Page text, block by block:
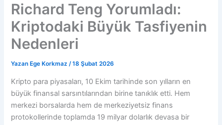
Richard Teng Yorumladı:
Kriptodaki Büyük Tasfiyenin
Nedenleri
Yazan Ege Korkmaz/18 Şubat 2026
Kripto para piyasaları, 10 Ekim tarihinde son yılların en
büyük finansal sarsıntılarından birine tanıklık etti. Hem
merkezi borsalarda hem de merkeziyetsiz finans
protokollerinde toplamda 19 milyar dolarlık devasa bir